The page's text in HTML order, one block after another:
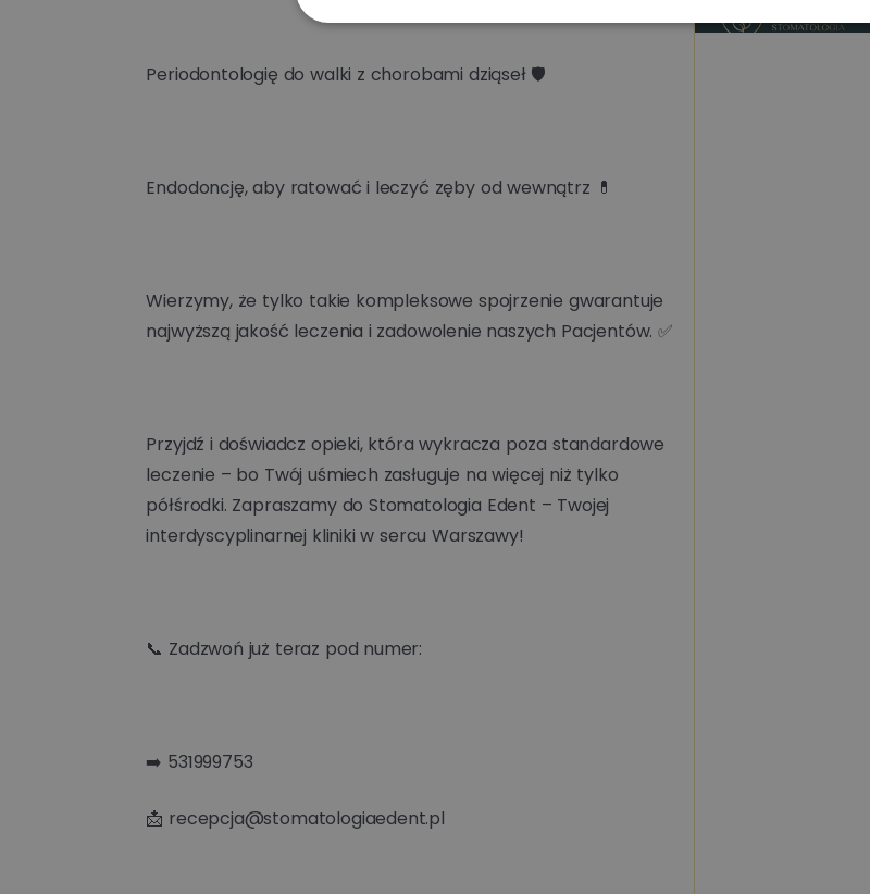
Periodontologię do walki z chorobami dziąseł 🛡️
Endodoncję, aby ratować i leczyć zęby od wewnątrz 💊
Wierzymy, że tylko takie kompleksowe spojrzenie gwarantuje
najwyższą jakość leczenia i zadowolenie naszych Pacjentów. ✅
Przyjdź i doświadcz opieki, która wykracza poza standardowe
leczenie – bo Twój uśmiech zasługuje na więcej niż tylko
półśrodki. Zapraszamy do Stomatologia Edent – Twojej
interdyscyplinarnej kliniki w sercu Warszawy!
📞 Zadzwoń już teraz pod numer:
➡️ 531999753
📩 recepcja@stomatologiaedent.pl